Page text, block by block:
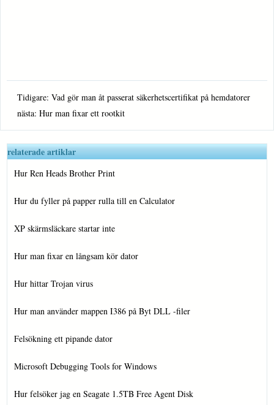
Tidigare:Vad gör man åt passerat säkerhetscertifikat på hemdatorer
nästa:Hur man fixar ett rootkit
relaterade artiklar
Hur Ren Heads Brother Print
Hur du fyller på papper rulla till en Calculator
XP skärmsläckare startar inte
Hur man fixar en långsam kör dator
Hur hittar Trojan virus
Hur man använder mappen I386 på Byt DLL -filer
Felsökning ett pipande dator
Microsoft Debugging Tools for Windows
Hur felsöker jag en Seagate 1.5TB Free Agent Disk